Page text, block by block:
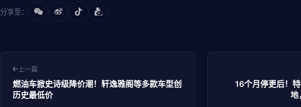
分享至：
上一篇
燃油车掀史诗级降价潮！轩逸雅阁等多款车型创
历史最低价
16个月停更后！
地